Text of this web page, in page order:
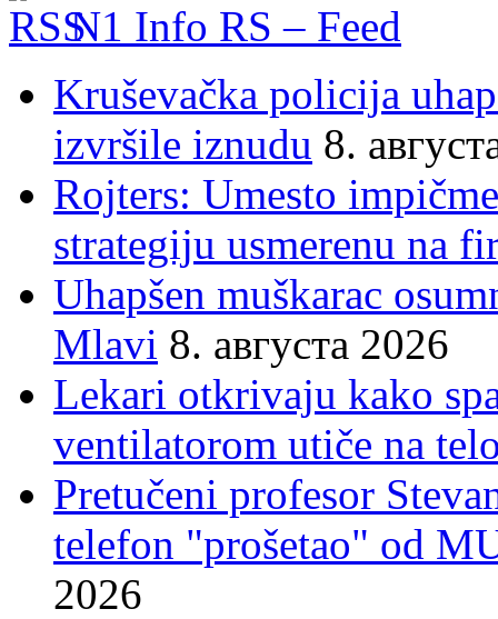
N1 Info RS – Feed
Kruševačka policija
izvršile iznudu 8.
Rojters: Umesto
strategiju usmerenu na
Uhapšen muškarac
Mlavi 8. августа 2026
Lekari otkrivaju kako
ventilatorom utiče na
Pretučeni profesor
telefon "prošetao" od
2026